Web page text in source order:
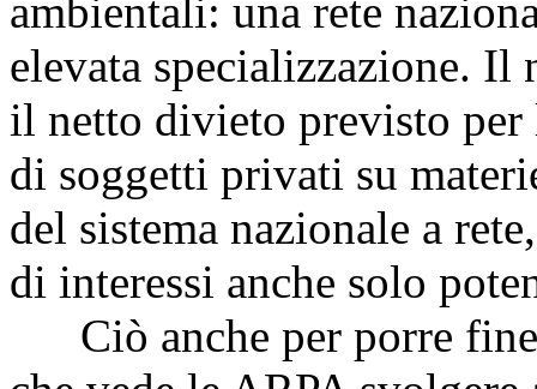
ambientali: una rete
elevata specializzazione.
il netto divieto previsto
di soggetti privati su
del sistema nazionale a
di interessi anche solo
Ciò anche per porre fine